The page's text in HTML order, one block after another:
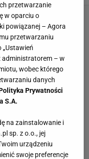
przetwarzanie
w oparciu o
powiązanej – Agora
przetwarzaniu
„Ustawień
administratorem – w
wobec którego
danych
Prywatności
S.A.
na zainstalowanie i
sp. z o.o., jej
urządzeniu
swoje preferencje